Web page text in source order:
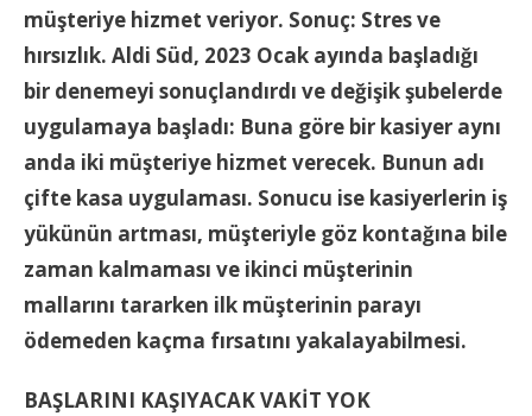
müşteriye hizmet veriyor. Sonuç: Stres ve
hırsızlık. Aldi Süd, 2023 Ocak ayında başladığı
bir denemeyi sonuçlandırdı ve değişik şubelerde
uygulamaya başladı: Buna göre bir kasiyer aynı
anda iki müşteriye hizmet verecek. Bunun adı
çifte kasa uygulaması. Sonucu ise kasiyerlerin iş
yükünün artması, müşteriyle göz kontağına bile
zaman kalmaması ve ikinci müşterinin
mallarını tararken ilk müşterinin parayı
ödemeden kaçma fırsatını yakalayabilmesi.
BAŞLARINI KAŞIYACAK VAKİT YOK